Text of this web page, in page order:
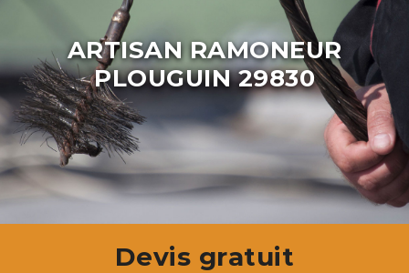
ARTISAN RAMONEUR
PLOUGUIN 29830
Devis gratuit